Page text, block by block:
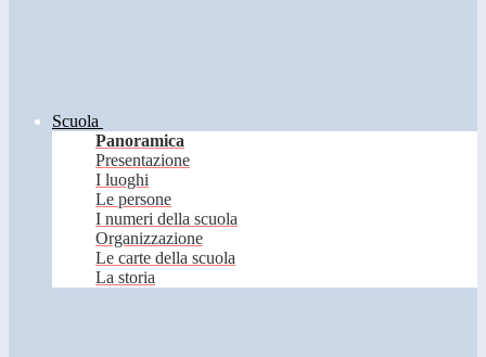
Scuola
Panoramica
Presentazione
I luoghi
Le persone
I numeri della scuola
Organizzazione
Le carte della scuola
La storia